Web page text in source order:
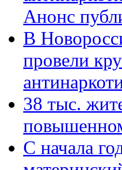
Анонс
В
провели
38 тыс.
повышенном
С начала